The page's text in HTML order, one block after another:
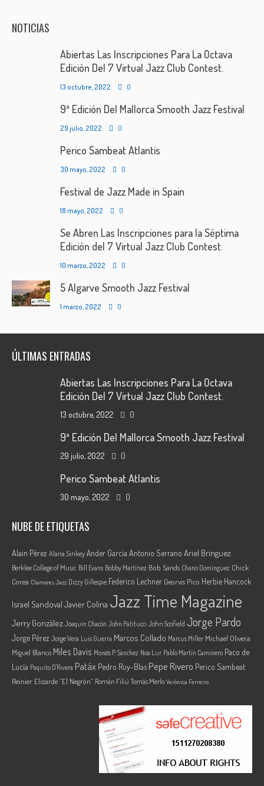
NOTICIAS
Abiertas Las Inscripciones Para La Octava
Edición Del 7 Virtual Jazz Club Contest.
13 octubre, 2022 0
9ª Edición Del Mallorca Smooth Jazz Festival
29 julio, 2022 0
Perico Sambeat Atlantis
30 mayo, 2022 0
Festival de Jazz Made in Spain
18 mayo, 2022 0
Se Abren Las Inscripciones para la Séptima
Edición del 7 Virtual Jazz Club Contest.
10 marzo, 2022 0
5 Algarve Smooth Jazz Festival
1 marzo, 2022 0
ÚLTIMAS ENTRADAS
Abiertas Las Inscripciones Para La Octava
Edición Del 7 Virtual Jazz Club Contest.
13 octubre, 2022 0
9ª Edición Del Mallorca Smooth Jazz Festival
29 julio, 2022 0
Perico Sambeat Atlantis
30 mayo, 2022 0
NUBE DE ETIQUETAS
Alain Pérez Alana SinkeyAnder García Antonio Serrano Ariel Brínguez
Berklee College of Music Bill Evans Bobby Martínez Bob Sands Chano Domínguez Chick
Corea Clamores Jazz Dizzy Gillespie Federico Lechner Georvis Pico Herbie Hancock
Israel Sandoval Javier Colina Jazz Time Magazine
Jerry González Joaquin Chacón John Patitucci John Scofield Jorge Pardo
Jorge Pérez Jorge Vera Luis Guerra Marcos Collado Marcus Miller Michael Olivera
Miguel Blanco Miles Davis Moisés P. Sánchez Noa Lur Pablo Martín Caminero Paco de
Lucía Paquito D'Rivera Patáx Pedro Ruy-Blas Pepe Rivero Perico Sambeat
Reinier Elizarde “El Negrón” Román Filiú Tomás Merlo Verónica Ferreiro